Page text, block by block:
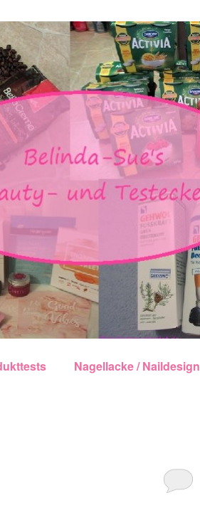
Nagellacke / Naildesign